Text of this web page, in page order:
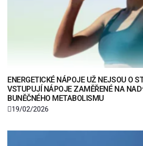
ENERGETICKÉ NÁPOJE UŽ NEJSOU O
VSTUPUJÍ NÁPOJE ZAMĚŘENÉ NA
BUNĚČNÉHO METABOLISMU
19/02/2026